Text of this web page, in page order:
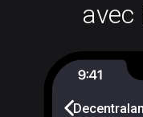
avec